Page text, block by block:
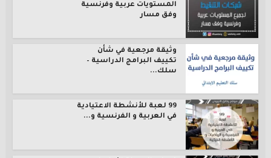
المستويات عربية وفرنسية
وفق مسار
وثيقة مرجعية في شأن
تكييف البرامج الدراسية –
سلك...
99 لعبة للأنشطة الاعتيادية
في العربية و الفرنسية و...